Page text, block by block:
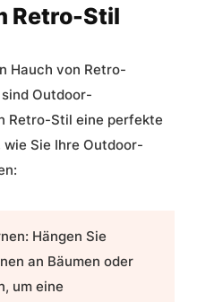
Retro-Stil
Hauch von Retro-
Outdoor-
Retro-Stil eine perfekte
wie Sie Ihre Outdoor-
Hängen Sie
an Bäumen oder
um eine